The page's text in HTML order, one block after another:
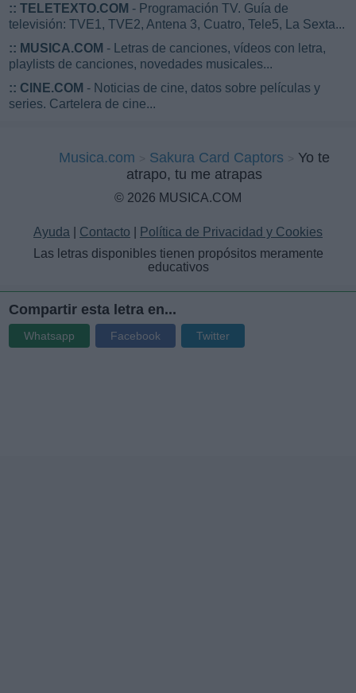
:: TELETEXTO.COM - Programación TV. Guía de
televisión: TVE1, TVE2, Antena 3, Cuatro, Tele5, La Sexta...
:: MUSICA.COM - Letras de canciones, vídeos con letra,
playlists de canciones, novedades musicales...
:: CINE.COM - Noticias de cine, datos sobre películas y
series. Cartelera de cine...
Musica.com Sakura Card Captors
Yo te
atrapo, tu me atrapas
© 2026 MUSICA.COM
Ayuda Contacto
Política de Privacidad y Cookies
Las letras disponibles tienen propósitos meramente
educativos
Compartir esta letra en...
Whatsapp Facebook Twitter